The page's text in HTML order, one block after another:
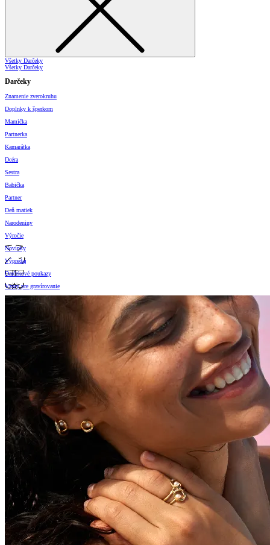
Všetky Darčeky
Všetky Darčeky
Darčeky
Znamenie zverokruhu
Doplnky k šperkom
Mamička
Partnerka
Kamarátka
Dcéra
Sestra
Babička
Partner
Deň matiek
Narodeniny
Výročie
Novinky
Výpredaj
Darčekové poukazy
Vzory pre gravírovanie